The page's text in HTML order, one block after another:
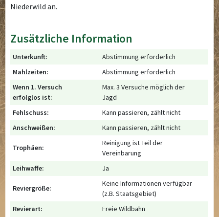
Niederwild an.
Zusätzliche Information
Unterkunft:
Abstimmung erforderlich
Mahlzeiten:
Abstimmung erforderlich
Wenn 1. Versuch
erfolglos ist:
Max. 3 Versuche möglich der
Jagd
Fehlschuss:
Kann passieren, zählt nicht
Anschweißen:
Kann passieren, zählt nicht
Trophäen:
Reinigung ist Teil der
Vereinbarung
Leihwaffe:
Ja
Reviergröße:
Keine Informationen verfügbar
(z.B. Staatsgebiet)
Revierart:
Freie Wildbahn